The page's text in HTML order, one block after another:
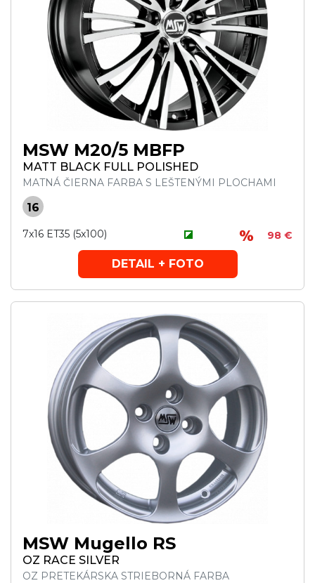
MSW M20/5 MBFP
MATT BLACK FULL POLISHED
MATNÁ ČIERNA FARBA S LEŠTENÝMI PLOCHAMI
16
7x16 ET35 (5x100) 98 €
DETAIL + FOTO
MSW Mugello RS
OZ RACE SILVER
OZ PRETEKÁRSKA STRIEBORNÁ FARBA